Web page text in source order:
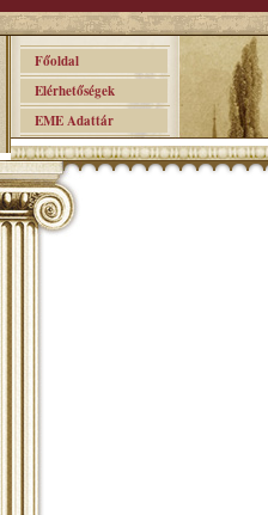
Főoldal
Elérhetőségek
EME Adattár